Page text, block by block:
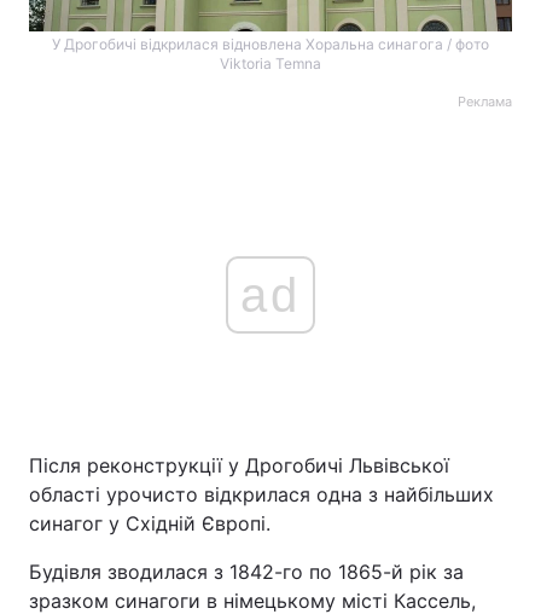
Головна Війна
У Дрогобичі відкрилася відновлена Хоральна синагога / фото
Viktoria Temna
Реклама
ad
Після реконструкції у Дрогобичі Львівської
області урочисто відкрилася одна з найбільших
синагог у Східній Європі.
Будівля зводилася з 1842-го по 1865-й рік за
зразком синагоги в німецькому місті Кассель,